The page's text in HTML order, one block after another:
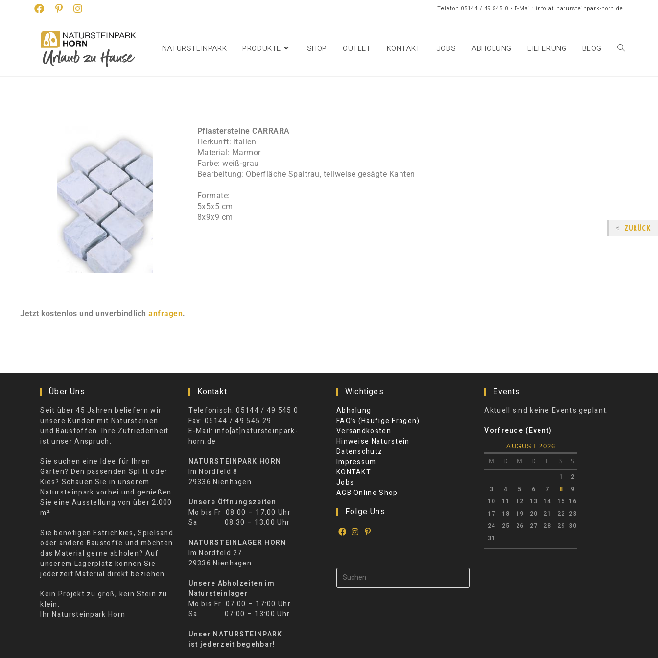
Telefon 05144 / 49 545 0 • E-Mail: info[at]natursteinpark-horn.de
NATURSTEINPARK PRODUKTE SHOP OUTLET KONTAKT JOBS ABHOLUNG LIEFERUNG BLOG
Pflastersteine CARRARA
Herkunft: Italien
Material: Marmor
Farbe: weiß-grau
Bearbeitung: Oberfläche Spaltrau, teilweise gesägte Kanten
Formate:
5x5x5 cm
8x9x9 cm
Jetzt kostenlos und unverbindlichanfragen.
Über Uns
Seit über 45 Jahren beliefern wir
unsere Kunden mit Natursteinen
und Baustoffen. Ihre Zufriedenheit
ist unser Anspruch.
Sie suchen eine Idee für Ihren
Garten? Den passenden Splitt oder
Kies? Schauen Sie in unserem
Natursteinpark vorbei und genießen
Sie eine Ausstellung von über 2.000
m².
Sie benötigen Estrichkies, Spielsand
oder andere Baustoffe und möchten
das Material gerne abholen? Auf
unserem Lagerplatz können Sie
jederzeit Material direkt beziehen.
Kein Projekt zu groß, kein Stein zu
klein.
Ihr Natursteinpark Horn
Kontakt
Telefonisch: 05144 / 49 545 0
Fax: 05144 / 49 545 29
E-Mail: info[at]natursteinpark-
horn.de
NATURSTEINPARK HORN
Im Nordfeld 8
29336 Nienhagen
Unsere Öffnungszeiten
Mo bis Fr 08:00 – 17:00 Uhr
Sa 08:30 – 13:00 Uhr
NATURSTEINLAGER HORN
Im Nordfeld 27
29336 Nienhagen
Unsere Abholzeiten im
Natursteinlager
Mo bis Fr 07:00 – 17:00 Uhr
Sa 07:00 – 13:00 Uhr
Unser NATURSTEINPARK
ist jederzeit begehbar!
Wichtiges
Abholung
FAQ’s (Häufige Fragen)
Versandkosten
Hinweise Naturstein
Datenschutz
Impressum
KONTAKT
Jobs
AGB Online Shop
Folge Uns
Events
Aktuell sind keine Events geplant.
Vorfreude (Event)
AUGUST 2026
M D M D F S S
1
2
3
4 5 6 7 8
9
10
11 12 13 14 15 16
17
18 19 20 21 22 23
24
25 26 27 28 29 30
31
ZURÜCK